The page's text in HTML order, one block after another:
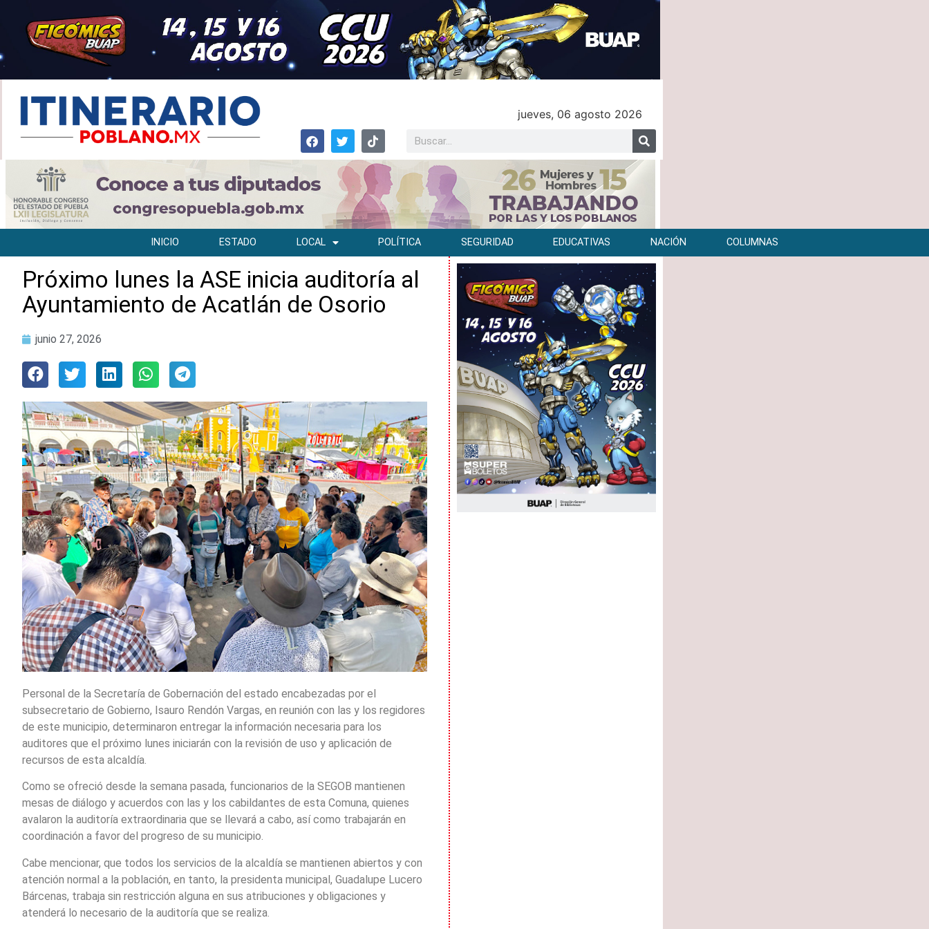
jueves, 06 agosto 2026
INICIO ESTADO LOCAL POLÍTICA SEGURIDAD EDUCATIVAS NACIÓN COLUMNAS
Próximo lunes la ASE inicia auditoría al
Ayuntamiento de Acatlán de Osorio
junio 27, 2026
Personal de la Secretaría de Gobernación del estado encabezadas por el
subsecretario de Gobierno, Isauro Rendón Vargas, en reunión con las y los regidores
de este municipio, determinaron entregar la información necesaria para los
auditores que el próximo lunes iniciarán con la revisión de uso y aplicación de
recursos de esta alcaldía.
Como se ofreció desde la semana pasada, funcionarios de la SEGOB mantienen
mesas de diálogo y acuerdos con las y los cabildantes de esta Comuna, quienes
avalaron la auditoría extraordinaria que se llevará a cabo, así como trabajarán en
coordinación a favor del progreso de su municipio.
Cabe mencionar, que todos los servicios de la alcaldía se mantienen abiertos y con
atención normal a la población, en tanto, la presidenta municipal, Guadalupe Lucero
Bárcenas, trabaja sin restricción alguna en sus atribuciones y obligaciones y
atenderá lo necesario de la auditoría que se realiza.